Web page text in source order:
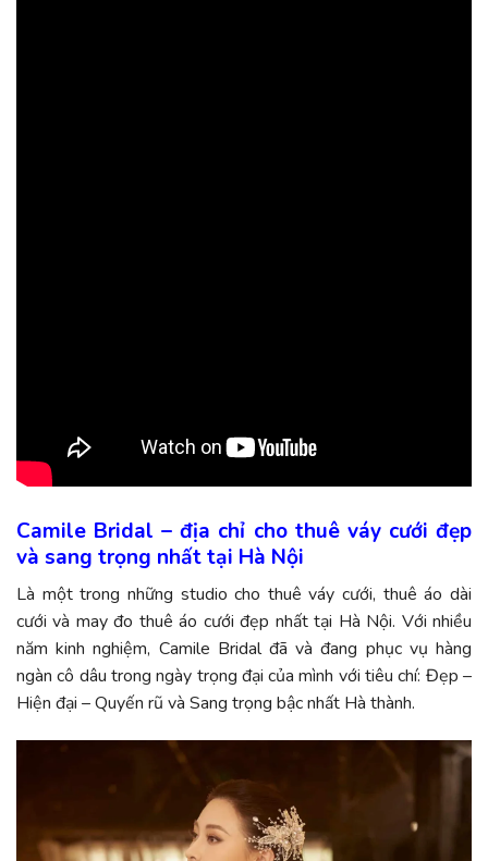
Camile Bridal – địa chỉ cho thuê váy cưới đẹp
và sang trọng nhất tại Hà Nội
Là một trong những studio cho thuê váy cưới, thuê áo dài
cưới và may đo thuê áo cưới đẹp nhất tại Hà Nội. Với nhiều
năm kinh nghiệm, Camile Bridal đã và đang phục vụ hàng
ngàn cô dâu trong ngày trọng đại của mình với tiêu chí: Đẹp –
Hiện đại – Quyến rũ và Sang trọng bậc nhất Hà thành.